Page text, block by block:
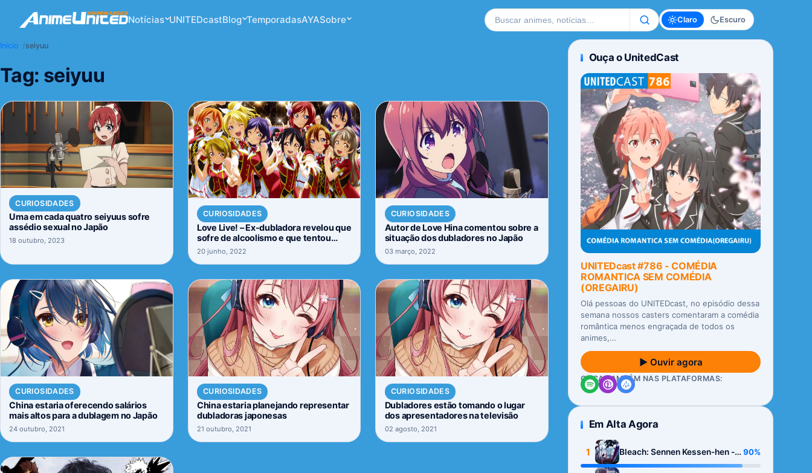
Notícias UNITEDcastBlog TemporadasAYASobre Buscar no site Claro Escuro
Início seiyuu
Tag: seiyuu
CURIOSIDADES
Uma em cada quatro seiyuus sofre
assédio sexual no Japão
18 outubro, 2023
CURIOSIDADES
Love Live! – Ex-dubladora revelou que
sofre de alcoolismo e que tentou
suicídio
20 junho, 2022
CURIOSIDADES
Autor de Love Hina comentou sobre a
situação dos dubladores no Japão
03 março, 2022
CURIOSIDADES
China estaria oferecendo salários
mais altos para a dublagem no Japão
24 outubro, 2021
CURIOSIDADES
China estaria planejando representar
dubladoras japonesas
21 outubro, 2021
CURIOSIDADES
Dubladores estão tomando o lugar
dos apresentadores na televisão
02 agosto, 2021
Ouça o UnitedCast
UNITEDcast #786 - COMÉDIA
ROMANTICA SEM COMÉDIA
(OREGAIRU)
Olá pessoas do UNITEDcast, no episódio dessa
semana nossos casters comentaram a comédia
romântica menos engraçada de todos os
animes,…
▶ Ouvir agora
OUÇA TAMBÉM NAS PLATAFORMAS:
Em Alta Agora
1
Bleach: Sennen Kessen-hen -
Kashin-tan
90%